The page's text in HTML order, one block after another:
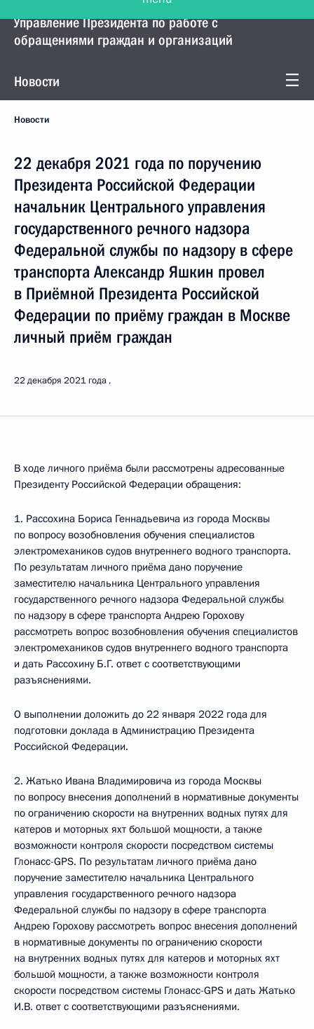
Управление Президента по работе с
обращениями граждан и организаций
Новости
Новости
22 декабря 2021 года по поручению
Президента Российской Федерации
начальник Центрального управления
государственного речного надзора
Федеральной службы по надзору в сфере
транспорта Александр Яшкин провел
в Приёмной Президента Российской
Федерации по приёму граждан в Москве
личный приём граждан
22 декабря 2021 года
В ходе личного приёма были рассмотрены адресованные
Президенту Российской Федерации обращения:
1. Рассохина Бориса Геннадьевича из города Москвы
по вопросу возобновления обучения специалистов
электромехаников судов внутреннего водного транспорта.
По результатам личного приёма дано поручение
заместителю начальника Центрального управления
государственного речного надзора Федеральной службы
по надзору в сфере транспорта Андрею Горохову
рассмотреть вопрос возобновления обучения специалистов
электромехаников судов внутреннего водного транспорта
и дать Рассохину Б.Г. ответ с соответствующими
разъяснениями.
О выполнении доложить до 22 января 2022 года для
подготовки доклада в Администрацию Президента
Российской Федерации.
2. Жатько Ивана Владимировича из города Москвы
по вопросу внесения дополнений в нормативные документы
по ограничению скорости на внутренних водных путях для
катеров и моторных яхт большой мощности, а также
возможности контроля скорости посредством системы
Глонасс-GPS. По результатам личного приёма дано
поручение заместителю начальника Центрального
управления государственного речного надзора
Федеральной службы по надзору в сфере транспорта
Андрею Горохову рассмотреть вопрос внесения дополнений
в нормативные документы по ограничению скорости
на внутренних водных путях для катеров и моторных яхт
большой мощности, а также возможности контроля
скорости посредством системы Глонасс-GPS и дать Жатько
И.В. ответ с соответствующими разъяснениями.